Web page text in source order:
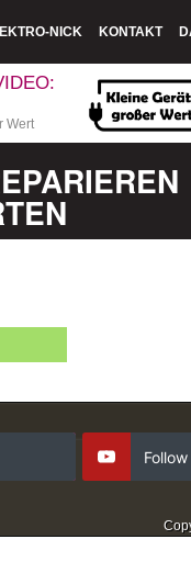
NICK KONTAKT
Wert